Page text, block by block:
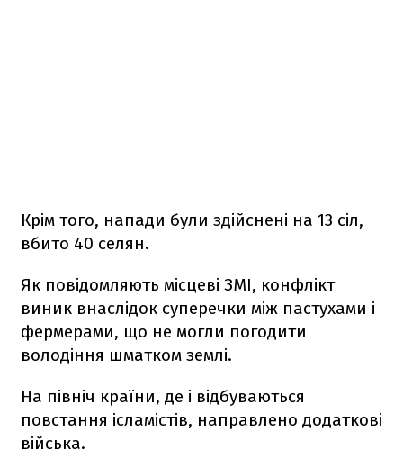
Крім того, напади були здійснені на 13 сіл,
вбито 40 селян.
Як повідомляють місцеві ЗМІ, конфлікт
виник внаслідок суперечки між пастухами і
фермерами, що не могли погодити
володіння шматком землі.
На північ країни, де і відбуваються
повстання ісламістів, направлено додаткові
війська.